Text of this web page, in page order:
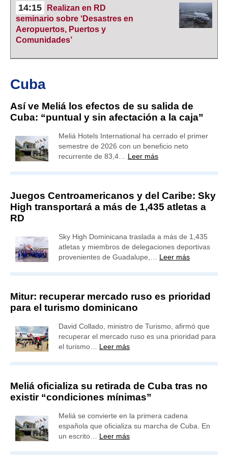
14:15
Realizan en RD
seminario sobre ‘Desastres en
Aeropuertos, Puertos y
Comunidades’
Cuba
Así ve Meliá los efectos de su salida de
Cuba: “puntual y sin afectación a la caja”
Meliá Hotels International ha cerrado el primer
semestre de 2026 con un beneficio neto
recurrente de 83,4… Leer más
Juegos Centroamericanos y del Caribe: Sky
High transportará a más de 1,435 atletas a
RD
Sky High Dominicana traslada a más de 1,435
atletas y miembros de delegaciones deportivas
provenientes de Guadalupe,… Leer más
Mitur: recuperar mercado ruso es prioridad
para el turismo dominicano
David Collado, ministro de Turismo, afirmó que
recuperar el mercado ruso es una prioridad para
el turismo… Leer más
Meliá oficializa su retirada de Cuba tras no
existir “condiciones mínimas”
Meliá se convierte en la primera cadena
española que oficializa su marcha de Cuba. En
un escrito… Leer más